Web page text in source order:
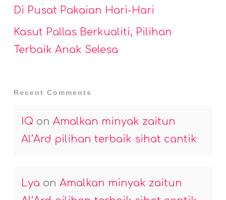
Di Pusat Pakaian Hari-Hari
Kasut Pallas Berkualiti, Pilihan
Terbaik Anak Selesa
Recent Comments
IQ on Amalkan minyak zaitun
Al’Ard pilihan terbaik sihat cantik
Lya on Amalkan minyak zaitun